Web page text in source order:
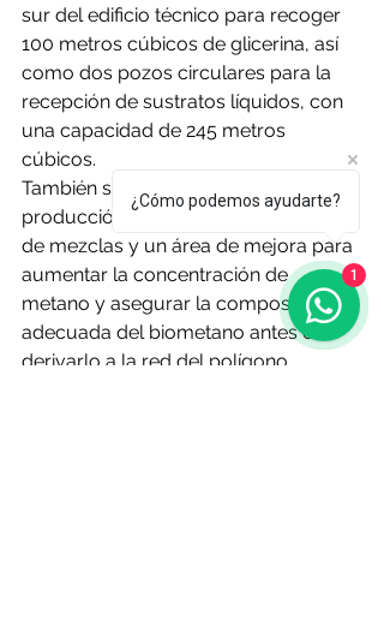
sur del edificio técnico para recoger
100 metros cúbicos de glicerina, así
como dos pozos circulares para la
recepción de sustratos líquidos, con
una capacidad de 245 metros
cúbicos.
También se contempla un área de
producción de biogás con tanques
de mezclas y un área de mejora para
aumentar la concentración de
metano y asegurar la composición
adecuada del biometano antes de
derivarlo a la red del polígono
¿Cómo podemos ayudarte?
1